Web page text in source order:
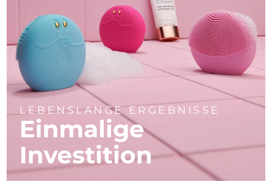
LEBENSLANGE ERGEBNISSE
Einmalige
Investition